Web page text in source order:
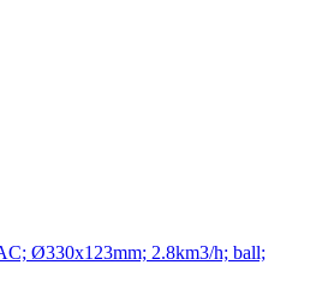
Ø330x123mm; 2.8km3/h; ball;